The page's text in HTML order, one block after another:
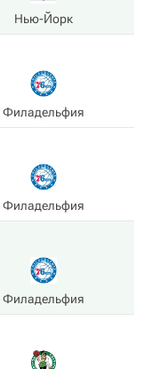
Нью-Йорк
Филадельфия
Филадельфия
Филадельфия